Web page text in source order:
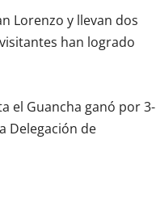
Lorenzo y llevan dos
han logrado
el Guancha ganó por 3-
Delegación de